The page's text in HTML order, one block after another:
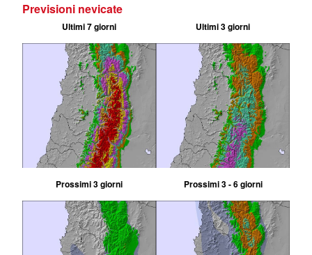
Previsioni nevicate
Ultimi 7 giorni Ultimi 3 giorni
Prossimi 3 giorni Prossimi 3 - 6 giorni